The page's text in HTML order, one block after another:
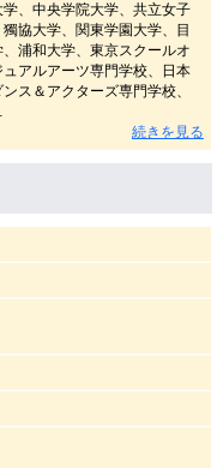
、中央学院大学、共立女子
協大学、関東学園大学、目
浦和大学、東京スクールオ
アルアーツ専門学校、日本
ス＆アクターズ専門学校、
続きを見る